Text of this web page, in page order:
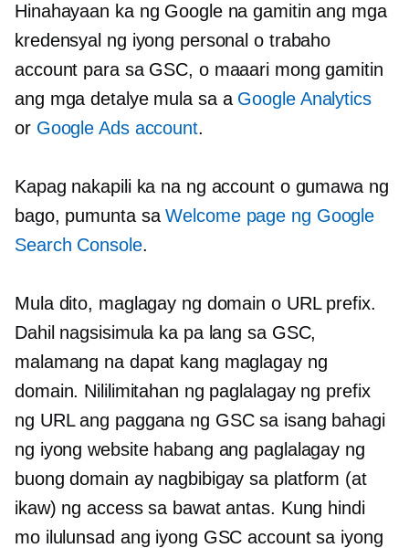
Hinahayaan ka ng Google na gamitin ang mga
kredensyal ng iyong personal o trabaho
account para sa GSC, o maaari mong gamitin
ang mga detalye mula sa a Google Analytics
or Google Ads account.
Kapag nakapili ka na ng account o gumawa ng
bago, pumunta saWelcome page ng Google
Search Console.
Mula dito, maglagay ng domain o URL prefix.
Dahil nagsisimula ka pa lang sa GSC,
malamang na dapat kang maglagay ng
domain. Nililimitahan ng paglalagay ng prefix
ng URL ang paggana ng GSC sa isang bahagi
ng iyong website habang ang paglalagay ng
buong domain ay nagbibigay sa platform (at
ikaw) ng access sa bawat antas. Kung hindi
mo ilulunsad ang iyong GSC account sa iyong